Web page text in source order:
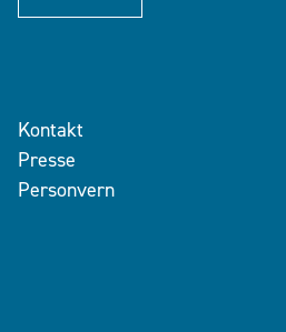
Kontakt
Presse
Personvern